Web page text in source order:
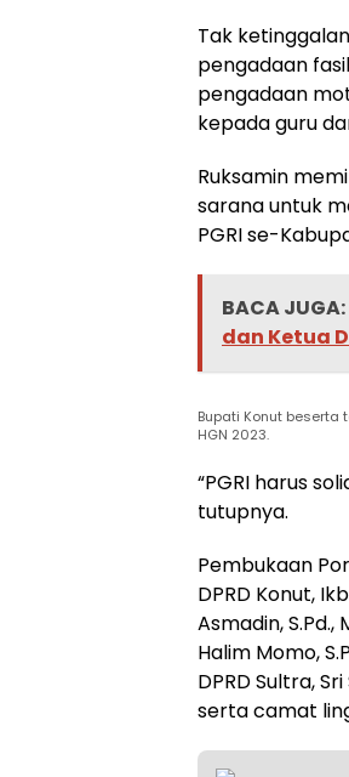
Tak
pengadaan
pengadaan
kepada guru
Ruksamin
sarana untuk
PGRI se-
BACA JUGA:
dan Ketua
Bupati Konut
HGN 2023.
“PGRI harus
tutupnya.
Pembukaan
DPRD Konut,
Asmadin, S.Pd.,
Halim Momo,
DPRD Sultra,
serta camat